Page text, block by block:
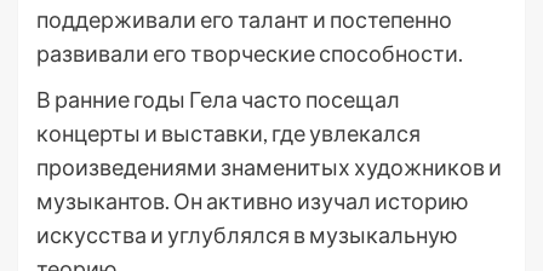
поддерживали его талант и постепенно
развивали его творческие способности.
В ранние годы Гела часто посещал
концерты и выставки, где увлекался
произведениями знаменитых художников и
музыкантов. Он активно изучал историю
искусства и углублялся в музыкальную